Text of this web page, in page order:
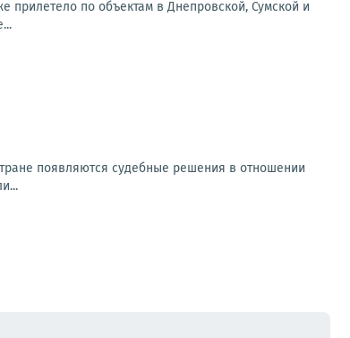
прилетело по объектам в Днепровской, Сумской и
появляются судебные решения в отношении